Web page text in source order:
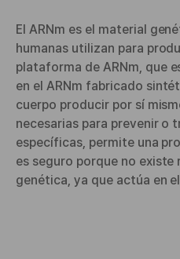
El ARNm es el material
humanas utilizan para
plataforma de ARNm, que
en el ARNm fabricado
cuerpo producir por sí
necesarias para prevenir o
específicas, permite una
es seguro porque no
genética, ya que actúa en